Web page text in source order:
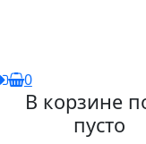
0
В корзине
пусто